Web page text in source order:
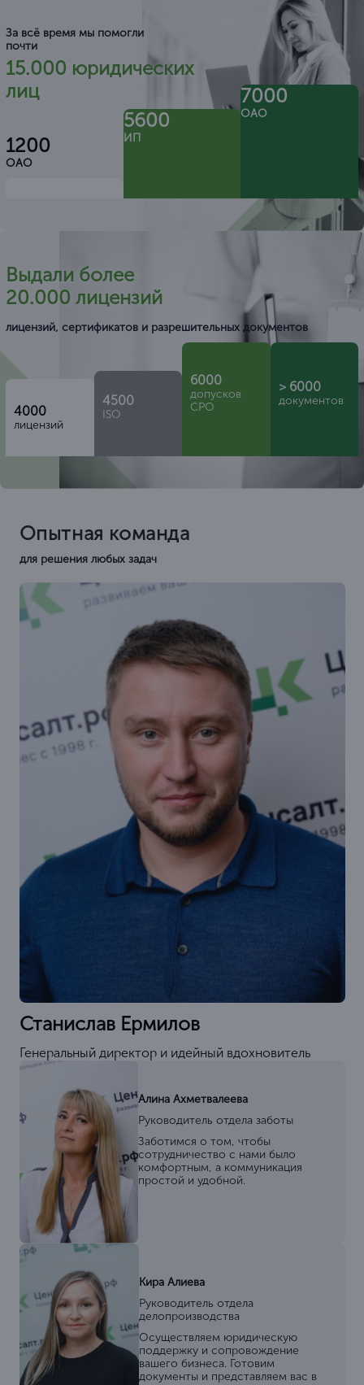
За всё время мы помогли
почти
15.000 юридических
лиц
1200
ОАО
5600
ИП
7000
ОАО
Выдали более
20.000 лицензий
лицензий, сертификатов и разрешительных документов
4000
лицензий
4500
ISO
6000
допусков
СРО
> 6000
документов
Опытная команда
для решения любых задач
Станислав Ермилов
Генеральный директор и идейный вдохновитель
Алина Ахметвалеева
Руководитель отдела заботы
Заботимся о том, чтобы
сотрудничество с нами было
комфортным, а коммуникация
простой и удобной.
Кира Алиева
Руководитель отдела
делопроизводства
Осуществляем юридическую
поддержку и сопровождение
вашего бизнеса. Готовим
документы и представляем вас в